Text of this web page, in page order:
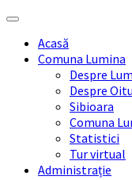
Skip
content
Skip
sidebar
Skip
right
sidebar
Skip
footerAcasă
Comuna Lumina
Despre
Despre
Sibioara
Comuna
Statistici
Tur virtual
Administrație